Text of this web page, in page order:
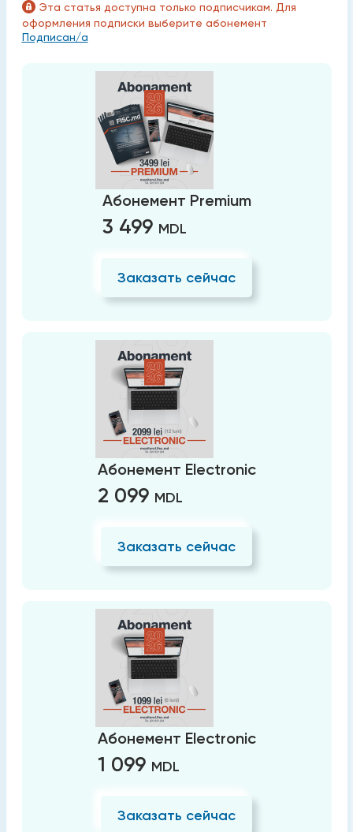
Эта статья доступна только подписчикам. Для
оформления подписки выберите абонемент
Подписан/а
Абонемент Premium
3 499 MDL
Заказать сейчас
Абонемент Electronic
2 099 MDL
Заказать сейчас
Абонемент Electronic
1 099 MDL
Заказать сейчас